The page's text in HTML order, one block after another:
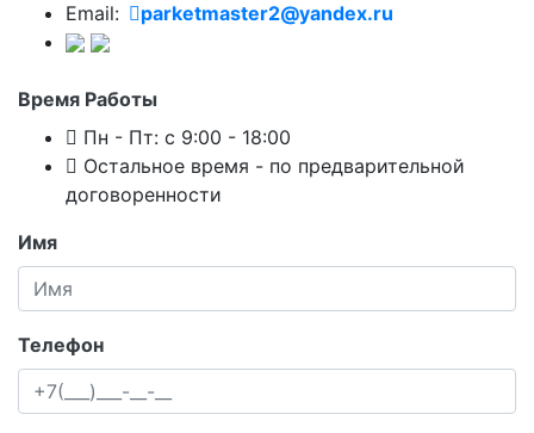
Имя
Телефон
Email:
parketmaster2@yandex.ru
Время Работы
Пн - Пт: с 9:00 - 18:00
Остальное время - по предварительной
договоренности